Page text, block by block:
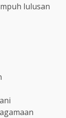
lulusan